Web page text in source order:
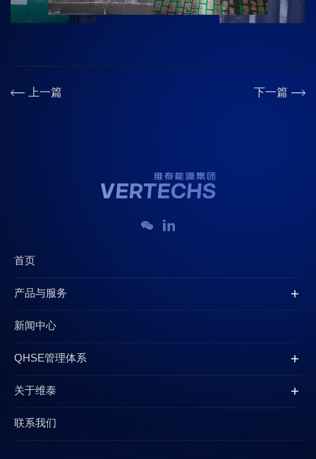
上一篇 下一篇
首页
产品与服务
新闻中心
QHSE管理体系
关于维泰
联系我们